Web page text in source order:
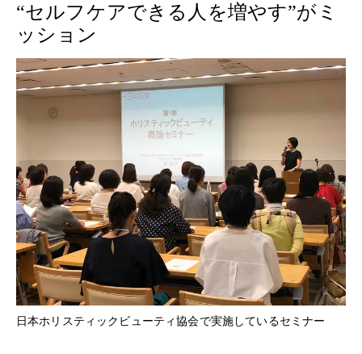
“セルフケアできる人を増やす”がミ
ッション
日本ホリスティックビューティ協会で実施しているセミナー